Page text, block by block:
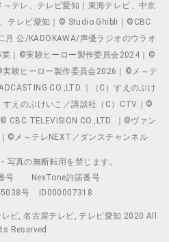
テレ、テレビ愛知｜東海テレビ、中京
テレビ愛知｜© Studio Ghibli｜©CBC
月 公/KADOKAWA/声優ラジオのウラオ
｜©実験ヒーロー製作委員会2024｜©
験ヒーロー製作委員会2026｜©メ～テ
CO.,LTD.｜（C）すえのぶけ
すえのぶけいこ／講談社（C）CTV｜©
CBC TELEVISION CO.,LTD. ｜©ヴァン
©メ～テレNEXT／ダンスチャンネル
写真の無断転用を禁じます。
号
NexTone許諾番号
号
ID000007318
ビ, 名古屋テレビ, テレビ愛知 2020 All
Reserved.